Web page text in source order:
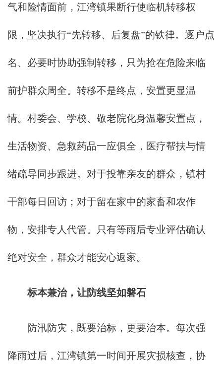
气和险情面前，江湾镇果断行使临机转移权
限，坚决执行“先转移、后复盘”的铁律。逐户点
名、必要时协助强制转移，只为抢在危险来临
前护群众周全。转移不是终点，安置更显温
情。村委会、学校、敬老院化身温馨安置点，
生活物资、急救药品一应俱全，医疗帮扶与情
绪疏导同步跟进。对于投靠亲友的群众，镇村
干部每日回访；对于留在家中的家畜和农作
物，安排专人代管。只有等雨后专业评估确认
绝对安全，群众才能安心返家。
标本兼治，让防线坚如磐石
防汛防灾，既要治标，更要治本。每次强
降雨过后，江湾镇第一时间开展灾损核查，协